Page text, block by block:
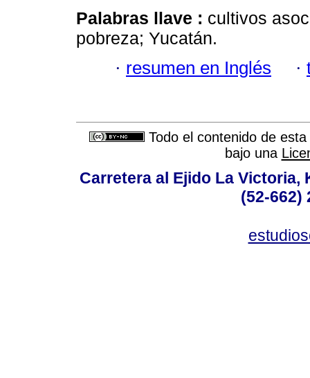
Palabras llave : cultivos
pobreza; Yucatán.
· resumen en Inglés ·
Todo el contenido de
bajo una
Carretera al Ejido La Victoria,
(52-662)